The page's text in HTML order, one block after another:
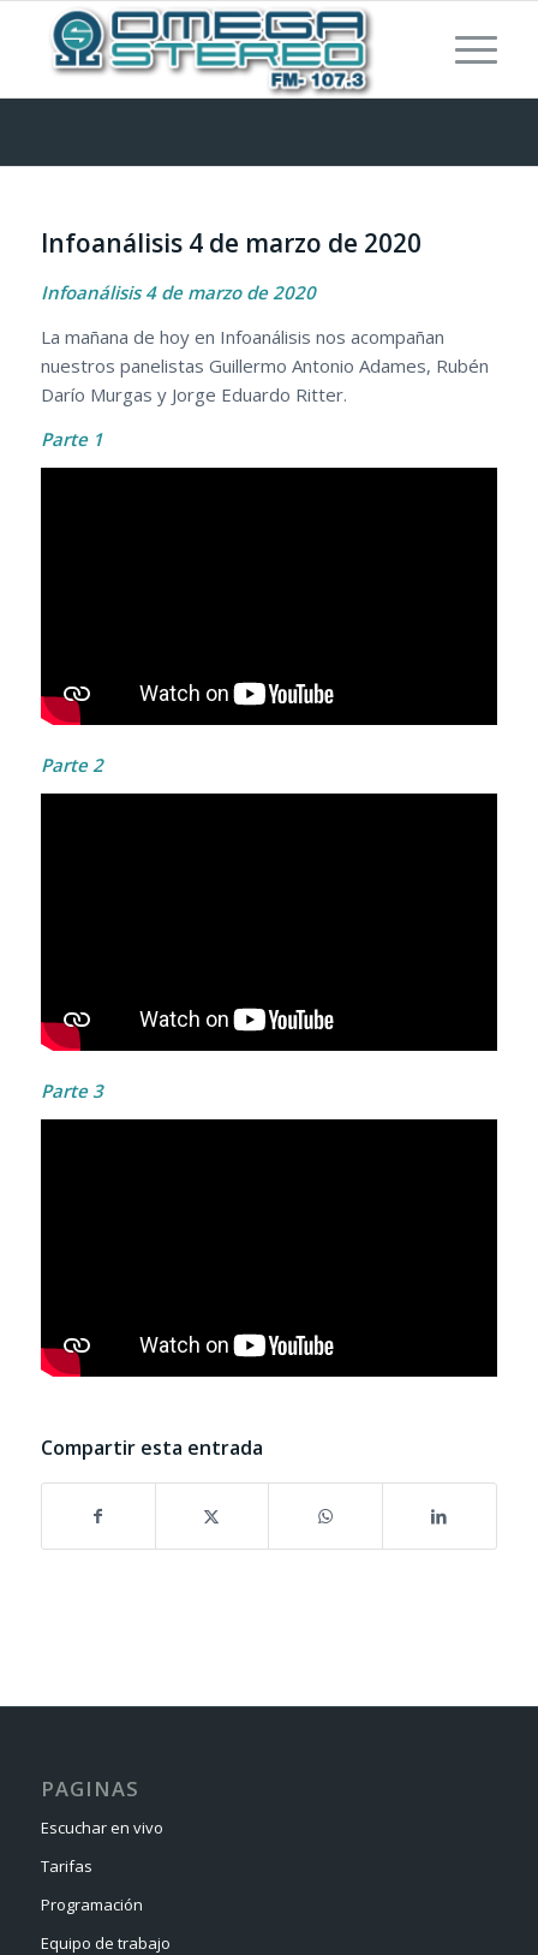
Infoanálisis 4 de marzo de 2020
Infoanálisis 4 de marzo de 2020
La mañana de hoy en Infoanálisis nos acompañan
nuestros panelistas Guillermo Antonio Adames, Rubén
Darío Murgas y Jorge Eduardo Ritter.
Parte 1
Parte 2
Parte 3
Compartir esta entrada
PAGINAS
Escuchar en vivo
Tarifas
Programación
Equipo de trabajo